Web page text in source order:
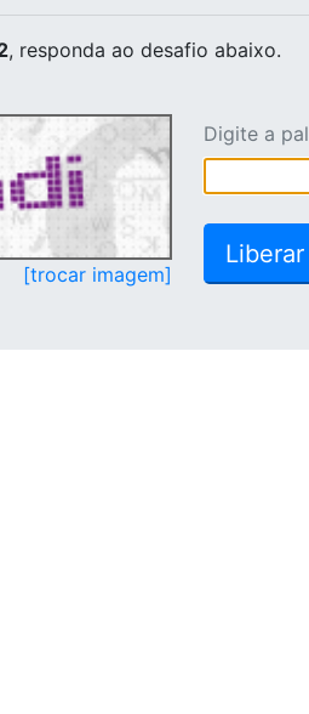
, responda ao desafio abaixo.
[trocar imagem]
Digite a